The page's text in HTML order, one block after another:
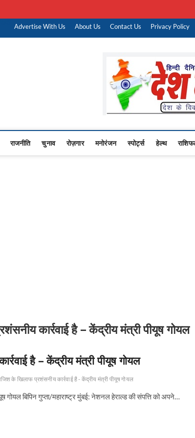
Advertise With Us About Us Contact Us Privacy Policy
राजनीति चुनाव रोज़गार मनोरंजन स्पोर्ट्स हेल्थ
कार्रवाई है – केंद्रीय मंत्री पीयूष गोयल
है – केंद्रीय मंत्री पीयूष गोयल
के खिलाफ प्रशंसनीय कार्रवाई है - केंद्रीय मंत्री पीयूष गोयल
गोयल बिपिन गुप्ता/महाराष्ट्र मुंबई: नेशनल हेराल्ड की संपत्ति को अपने…